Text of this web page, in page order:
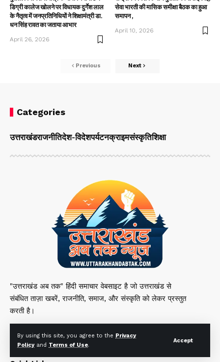
By using this site, you agree to the Privacy
Policyand Terms of Use.
Accept
डिग्री कालेज खोलने पर विधायक दुर्गेश लाल
के नैतृत्व में जनप्रतिनिधियों ने शिक्षामंत्री डा.
धन सिंह रावत का जताया आभार
April 26, 2026
सेवा भारती की मासिक समीक्षा बैठक का हुआ
समापन ,
April 10, 2026
Previous Next
Categories
उत्तराखंडराजनीतिदेश-विदेशपर्यटनक्राइमसंस्कृतिशिक्षा
"उत्तराखंड अब तक" हिंदी समाचार वेबसाइट है जो उत्तराखंड से
संबंधित ताज़ा खबरें, राजनीति, समाज, और संस्कृति को लेकर प्रस्तुत
करती है।